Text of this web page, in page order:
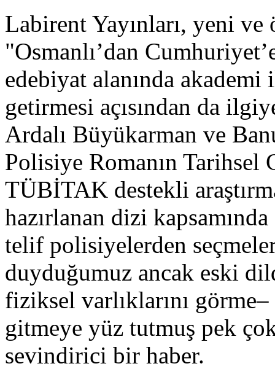
Labirent Yayınları, yeni
"Osmanlı’dan
edebiyat alanında akademi
getirmesi açısından da
Ardalı Büyükarman ve
Polisiye Romanın Tarihsel
TÜBİTAK destekli
hazırlanan dizi
telif polisiyelerden
duyduğumuz ancak eski
fiziksel varlıklarını görme–
gitmeye yüz tutmuş pek çok
sevindirici bir haber.